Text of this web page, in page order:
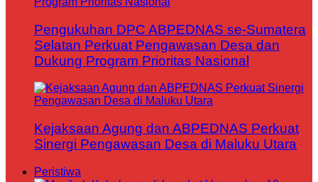
Pengukuhan DPC ABPEDNAS se-Sumatera
Selatan Perkuat Pengawasan Desa dan
Dukung Program Prioritas Nasional
Kejaksaan Agung dan ABPEDNAS Perkuat
Sinergi Pengawasan Desa di Maluku Utara
Peristiwa